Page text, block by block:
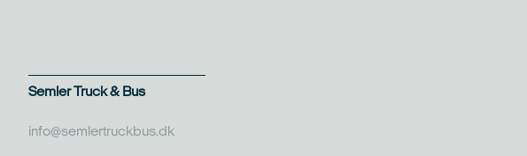
Semler Truck & Bus
info@semlertruckbus.dk